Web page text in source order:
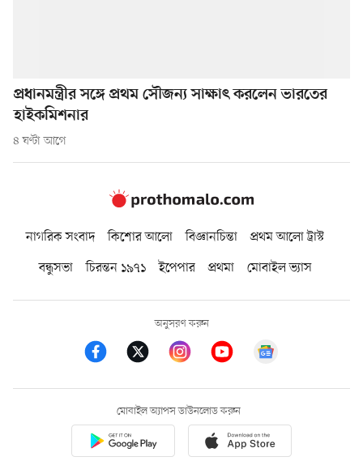
প্রধানমন্ত্রীর সঙ্গে প্রথম সৌজন্য সাক্ষাৎ করলেন ভারতের
হাইকমিশনার
৪ ঘণ্টা আগে
নাগরিক সংবাদ কিশোর আলো বিজ্ঞানচিন্তা
প্রথম আলো ট্রাস্ট
বন্ধুসভা
চিরন্তন ১৯৭১ ইপেপার প্রথমা মোবাইল ভ্যাস
অনুসরণ করুন
মোবাইল অ্যাপস ডাউনলোড করুন